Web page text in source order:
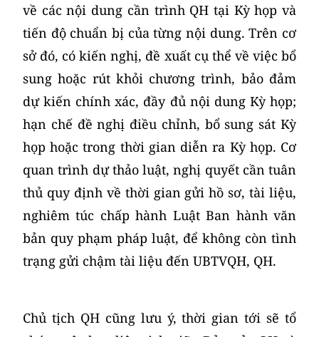
về các nội dung cần trình QH tại Kỳ họp và
tiến độ chuẩn bị của từng nội dung. Trên cơ
sở đó, có kiến nghị, đề xuất cụ thể về việc bổ
sung hoặc rút khỏi chương trình, bảo đảm
dự kiến chính xác, đầy đủ nội dung Kỳ họp;
hạn chế đề nghị điều chỉnh, bổ sung sát Kỳ
họp hoặc trong thời gian diễn ra Kỳ họp. Cơ
quan trình dự thảo luật, nghị quyết cần tuân
thủ quy định về thời gian gửi hồ sơ, tài liệu,
nghiêm túc chấp hành Luật Ban hành văn
bản quy phạm pháp luật, để không còn tình
trạng gửi chậm tài liệu đến UBTVQH, QH.
Chủ tịch QH cũng lưu ý, thời gian tới sẽ tổ